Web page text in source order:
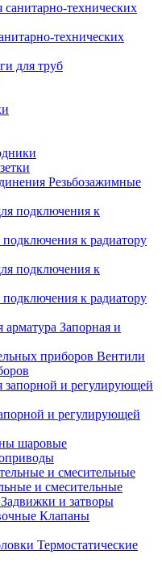
технических
для труб
Резьбозажимные
к радиатору
к радиатору
Запорная и
Вентили
и регулирующей
шаровые
и смесительные
Задвижки и затворы
Клапаны
Термостатические